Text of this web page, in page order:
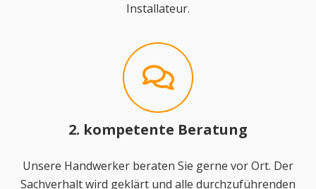
Installateur.
2. kompetente Beratung
Unsere Handwerker beraten Sie gerne vor Ort. Der
Sachverhalt wird geklärt und alle durchzuführenden